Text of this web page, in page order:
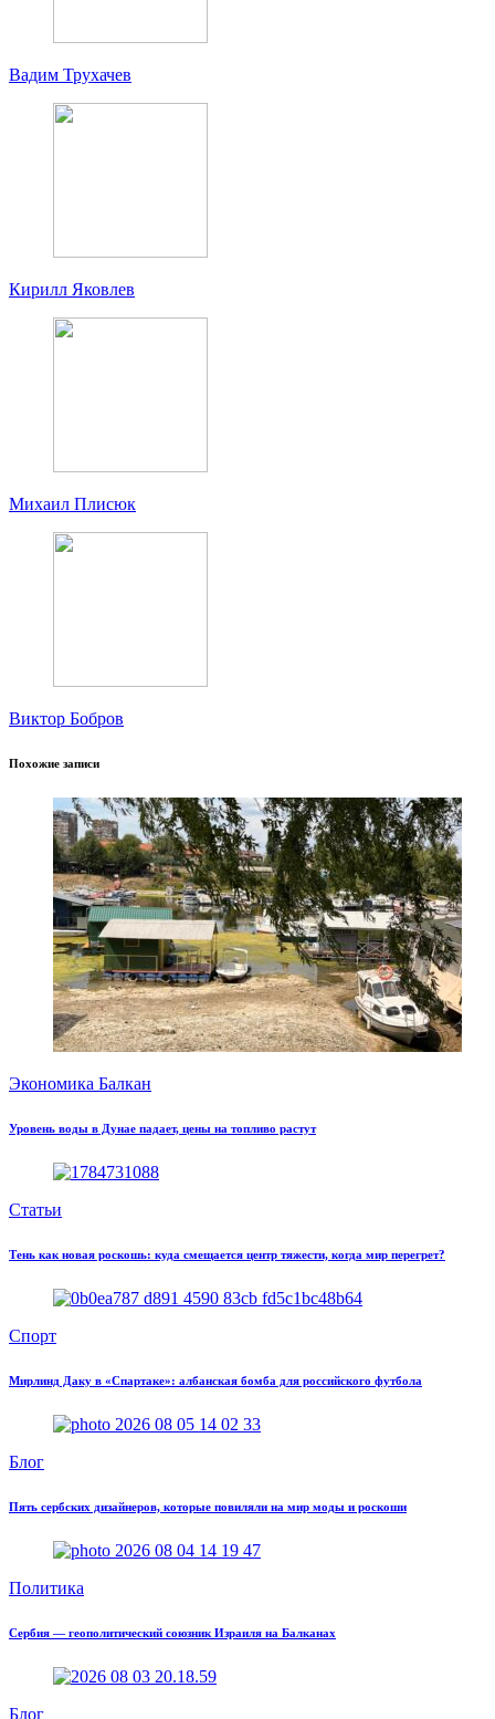
Вадим Трухачев
Кирилл Яковлев
Михаил Плисюк
Виктор Бобров
Похожие записи
Экономика Балкан
Уровень воды в Дунае падает, цены на топливо растут
Статьи
Тень как новая роскошь: куда смещается центр тяжести, когда мир перегрет?
Спорт
Мирлинд Даку в «Спартаке»: албанская бомба для российского футбола
Блог
Пять сербских дизайнеров, которые повиляли на мир моды и роскоши
Политика
Сербия — геополитический союзник Израиля на Балканах
Блог